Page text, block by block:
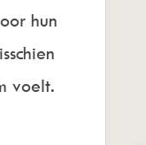
hun
voelt.